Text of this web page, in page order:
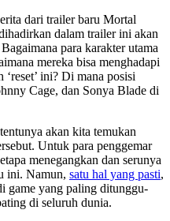
dari trailer baru Mortal
dalam trailer ini akan
para karakter utama
mereka bisa menghadapi
ini? Di mana posisi
Cage, dan Sonya Blade di
akan kita temukan
Untuk para penggemar
menegangkan dan serunya
ini. Namun, satu hal yang pasti,
game yang paling ditunggu-
di seluruh dunia.